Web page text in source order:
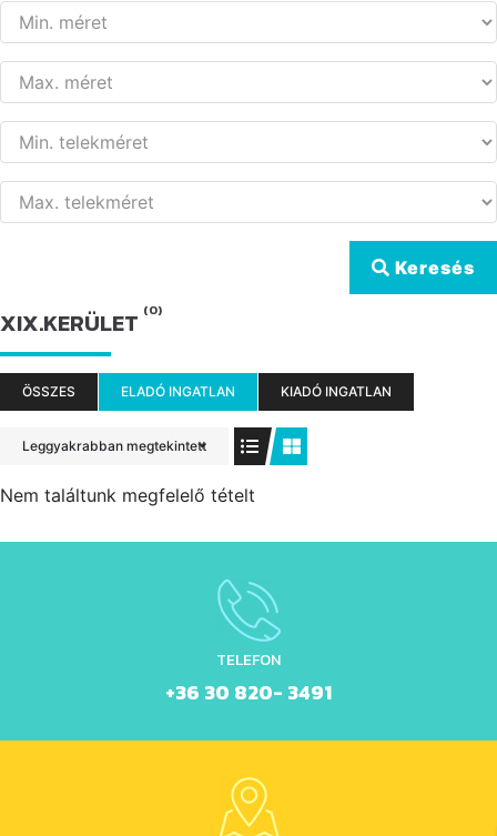
Keresés
XIX.KERÜLET (0)
ÖSSZES ELADÓ INGATLAN KIADÓ INGATLAN
Leggyakrabban megtekintett
Nem találtunk megfelelő tételt
TELEFON
+36 30 820- 3491